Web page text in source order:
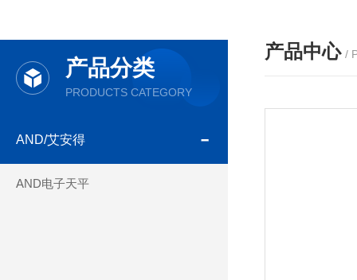
产品分类
PRODUCTS CATEGORY
AND/艾安得
AND电子天平
产品中心 /